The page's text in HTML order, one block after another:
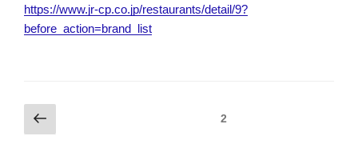
https://www.jr-cp.co.jp/restaurants/detail/9?
before_action=brand_list
投
稿
前
の
固定ページ2